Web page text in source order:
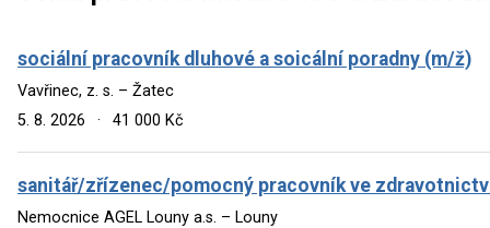
sociální pracovník dluhové a soicální poradny (m/ž)
Vavřinec, z. s. – Žatec
5. 8. 2026
· 41 000 Kč
sanitář/zřízenec/pomocný pracovník ve
Nemocnice AGEL Louny a.s. – Louny